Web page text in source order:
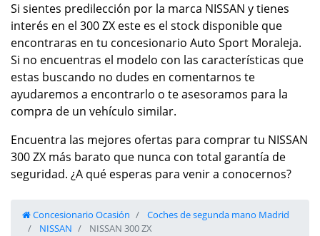
Si sientes predilección por la marca NISSAN y tienes
interés en el 300 ZX este es el stock disponible que
encontraras en tu concesionario Auto Sport Moraleja.
Si no encuentras el modelo con las características que
estas buscando no dudes en comentarnos te
ayudaremos a encontrarlo o te asesoramos para la
compra de un vehículo similar.
Encuentra las mejores ofertas para comprar tu NISSAN
300 ZX más barato que nunca con total garantía de
seguridad. ¿A qué esperas para venir a conocernos?
Concesionario Ocasión
Coches de segunda mano Madrid
NISSAN
NISSAN 300 ZX